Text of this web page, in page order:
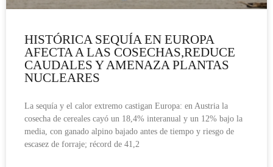
HISTÓRICA SEQUÍA EN EUROPA
AFECTA A LAS COSECHAS,REDUCE
CAUDALES Y AMENAZA PLANTAS
NUCLEARES
La sequía y el calor extremo castigan Europa: en Austria la
cosecha de cereales cayó un 18,4% interanual y un 12% bajo la
media, con ganado alpino bajado antes de tiempo y riesgo de
escasez de forraje; récord de 41,2